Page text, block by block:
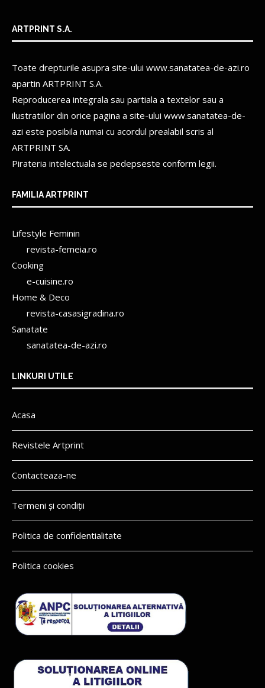
ARTPRINT S.A.
Toate drepturile asupra site-ului www.sanatatea-de-azi.ro
apartin ARTPRINT S.A.
Reproducerea integrala sau partiala a textelor sau a
ilustratiilor din orice pagina a site-ului www.sanatatea-de-
azi este posibila numai cu acordul prealabil scris al
ARTPRINT SA.
Pirateria intelectuala se pedepseste conform legii.
FAMILIA ARTPRINT
Lifestyle Feminin
revista-femeia.ro
Cooking
e-cuisine.ro
Home & Deco
revista-casasigradina.ro
Sanatate
sanatatea-de-azi.ro
LINKURI UTILE
Acasa
Revistele Artprint
Contacteaza-ne
Termeni și condiții
Politica de confidentialitate
Politica cookies